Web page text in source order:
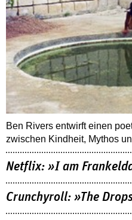
Ben Rivers entwirft einen
zwischen Kindheit, Mythos
Netflix: »I am
Crunchyroll: »The